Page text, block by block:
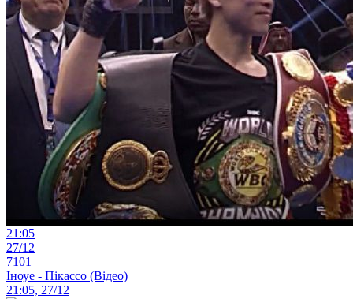
21:05
27/12
7101
Іноуе - Пікассо (Відео)
21:05, 27/12